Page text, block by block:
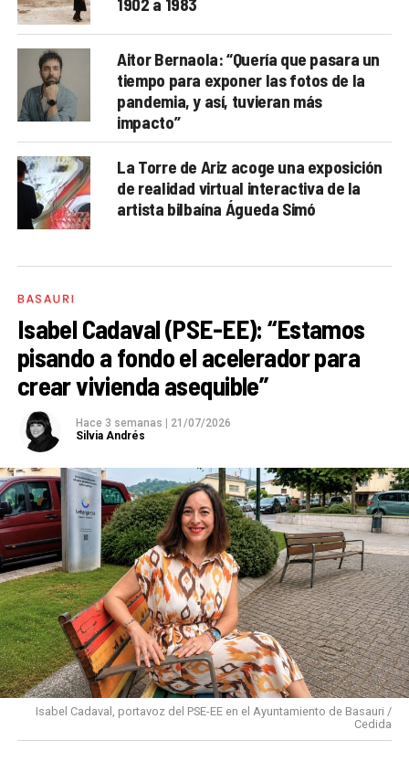
Aitor Bernaola: “Quería que pasara un
tiempo para exponer las fotos de la
pandemia, y así, tuvieran más
impacto”
La Torre de Ariz acoge una exposición
de realidad virtual interactiva de la
artista bilbaína Águeda Simó
BASAURI
Isabel Cadaval (PSE-EE): “Estamos
pisando a fondo el acelerador para
crear vivienda asequible”
Hace 3 semanas
21/07/2026
Silvia Andrés
Isabel Cadaval, portavoz del PSE-EE en el Ayuntamiento de Basauri /
Cedida